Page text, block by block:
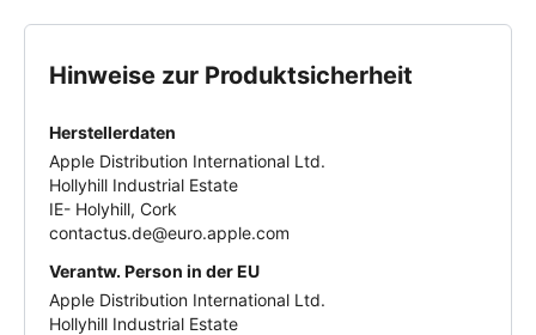
Risiken durch minderwertige Nachahmungen und
Originalprodukt bieten kann. Unsere autorisierten
Lieferquellen garantieren, dass Du stets ein
originalesProdukt erhältst, das Deine Erwartungen
in jeder Hinsicht erfüllt.
Vertraue auf Apple Original Produkte – für die
Qualität, die Dein Gerät verdient.
Hinweise zur Produktsicherheit
Herstellerdaten
Apple Distribution International Ltd.
Hollyhill Industrial Estate
IE- Holyhill, Cork
contactus.de@euro.apple.com
Verantw. Person in der EU
Apple Distribution International Ltd.
Hollyhill Industrial Estate